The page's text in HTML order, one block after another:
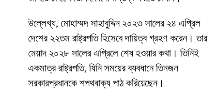
উল্লেখ্য, মোহাম্মদ সাহাবুদ্দিন ২০২৩ সালের ২৪ এপ্রিল
দেশের ২২তম রাষ্ট্রপতি হিসেবে দায়িত্ব গ্রহণ করেন। তার
মেয়াদ ২০২৮ সালের এপ্রিলে শেষ হওয়ার কথা। তিনিই
একমাত্র রাষ্ট্রপতি, যিনি সময়ের ব্যবধানে তিনজন
সরকারপ্রধানকে শপথবাক্য পাঠ করিয়েছেন।